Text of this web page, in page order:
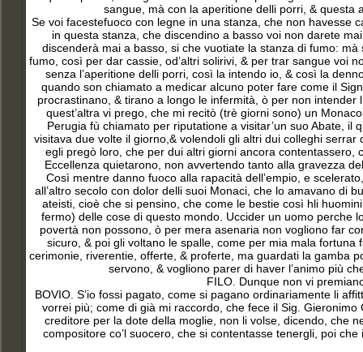
sangue, mà con la aperitione delli porri, & questa
Se voi facestefuoco con legne in una stanza, che non havesse
in questa stanza, che discendino a basso voi non darete
discenderà mai a basso, si che vuotiate la stanza di fumo:
fumo, così per dar cassie, od’altri solirivi, & per trar sangue voi
senza l’aperitione delli porri, così la intendo io, & così la
quando son chiamato a medicar alcuno poter fare come il
procrastinano, & tirano a longo le infermità, ò per non
quest’altra vi prego, che mi recitò (trè giorni sono) un
Perugia fù chiamato per riputatione a visitar’un suo Abate, il
visitava due volte il giorno,& volendoli gli altri dui colleghi
egli pregò loro, che per dui altri giorni ancora
Eccellenza quietarono, non avvertendo tanto alla gravezza
Così mentre danno fuoco alla rapacità dell’empio, e
all’altro secolo con dolor delli suoi Monaci, che lo amavano di
ateisti, cioè che si pensino, che come le bestie così hli
fermo) delle cose di questo mondo. Uccider un uomo perche
povertà non possono, ò per mera asenaria non vogliono far
sicuro, & poi gli voltano le spalle, come per mia mala
cerimonie, riverentie, offerte, & proferte, ma guardati la gamba
servono, & vogliono parer di haver l’animo più
FILO. Dunque non vi
BOVIO. S’io fossi pagato, come si pagano ordinariamente li
vorrei più; come di già mi raccordo, che fece il Sig.
creditore per la dote della moglie, non li volse, dicendo, che
compositore co’l suocero, che si contentasse tenergli, poi